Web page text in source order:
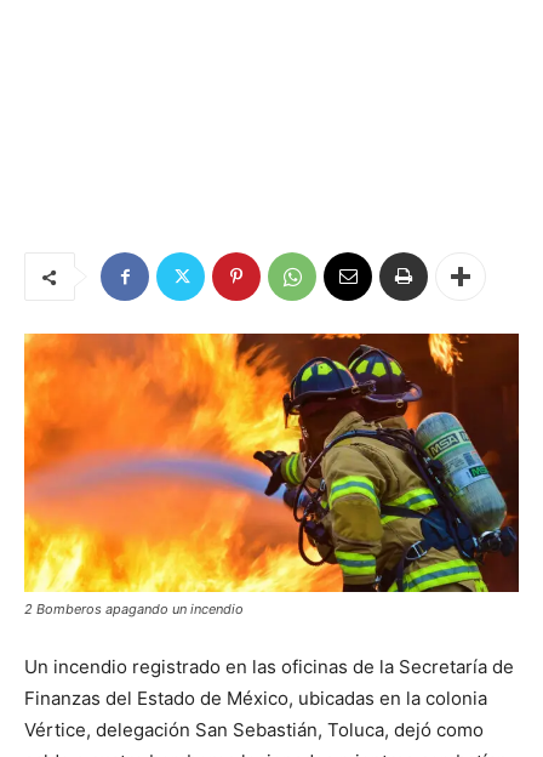
2 Bomberos apagando un incendio
Un incendio registrado en las oficinas de la Secretaría de
Finanzas del Estado de México, ubicadas en la colonia
Vértice, delegación San Sebastián, Toluca, dejó como